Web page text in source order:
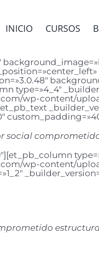
INICIO CURSOS
wp-content/
social
wp-content/